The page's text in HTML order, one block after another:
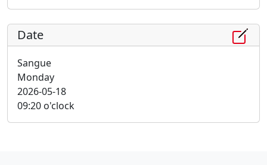
Date
Sangue
Monday
2026-05-18
09:20 o'clock